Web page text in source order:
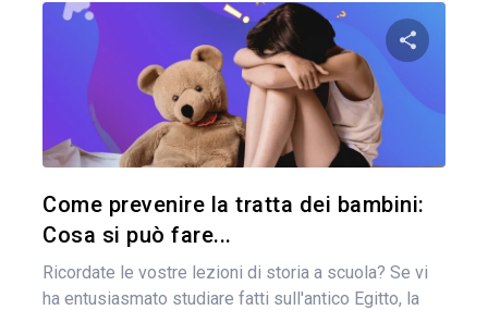
Condividi
Come prevenire la tratta dei bambini:
Cosa si può fare...
Ricordate le vostre lezioni di storia a scuola? Se vi
ha entusiasmato studiare fatti sull'antico Egitto, la